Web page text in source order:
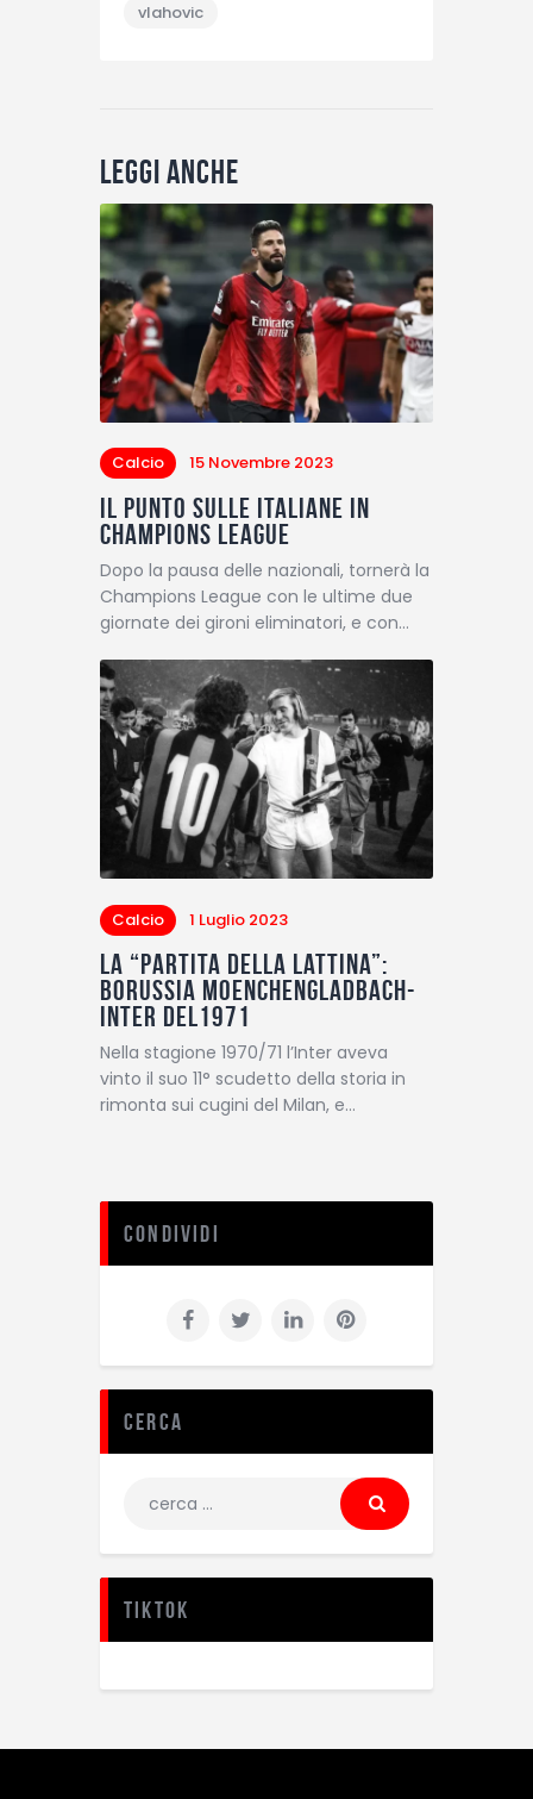
vlahovic
Leggi anche
Calcio 15 Novembre 2023
Il punto sulle italiane in
Champions League
Dopo la pausa delle nazionali, tornerà la
Champions League con le ultime due
giornate dei gironi eliminatori, e con…
Calcio 1 Luglio 2023
La “partita della lattina”:
Borussia Moenchengladbach-
Inter del1971
Nella stagione 1970/71 l’Inter aveva
vinto il suo 11° scudetto della storia in
rimonta sui cugini del Milan, e…
Condividi
Cerca
TikTok